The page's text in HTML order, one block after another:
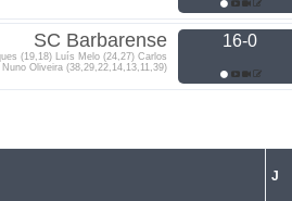
SC Barbarense
(19,18) Luís Melo (24,27) Carlos
Oliveira (38,29,22,14,13,11,39)
16-0
J